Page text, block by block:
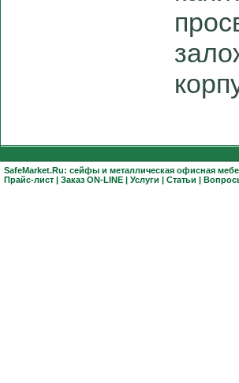
SafeMarket.Ru: сейфы и металлическая офисная
Прайс-лист | Заказ ON-LINE | Услуги | Статьи |